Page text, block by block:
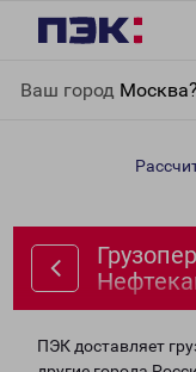
Ваш город Москва?
Нефтекамск
ПЭК доставляет